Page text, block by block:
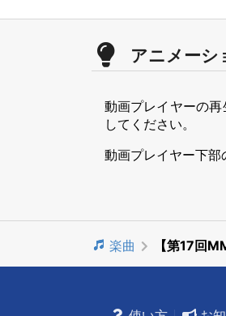
アニメーシ
動画プレイヤーの
してください。
動画プレイヤー下部
楽曲 【第17回